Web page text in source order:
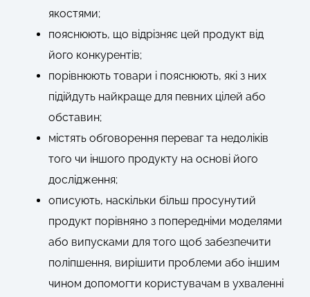
якостями;
пояснюють, що відрізняє цей продукт від
його конкурентів;
порівнюють товари і пояснюють, які з них
підійдуть найкраще для певних цілей або
обставин;
містять обговорення переваг та недоліків
того чи іншого продукту на основі його
дослідження;
описують, наскільки більш просунутий
продукт порівняно з попередніми моделями
або випусками для того щоб забезпечити
поліпшення, вирішити проблеми або іншим
чином допомогти користувачам в ухваленні